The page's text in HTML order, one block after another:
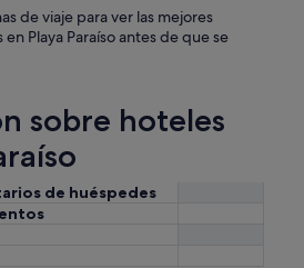
de viaje para ver las mejores
Playa Paraíso antes de que se
sobre hoteles
de huéspedes